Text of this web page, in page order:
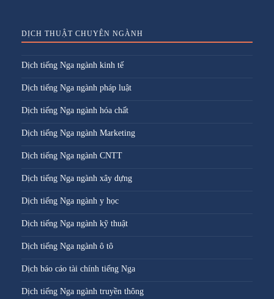
DỊCH THUẬT CHUYÊN NGÀNH
Dịch tiếng Nga ngành kinh tế
Dịch tiếng Nga ngành pháp luật
Dịch tiếng Nga ngành hóa chất
Dịch tiếng Nga ngành Marketing
Dịch tiếng Nga ngành CNTT
Dịch tiếng Nga ngành xây dựng
Dịch tiếng Nga ngành y học
Dịch tiếng Nga ngành kỹ thuật
Dịch tiếng Nga ngành ô tô
Dịch báo cáo tài chính tiếng Nga
Dịch tiếng Nga ngành truyền thông